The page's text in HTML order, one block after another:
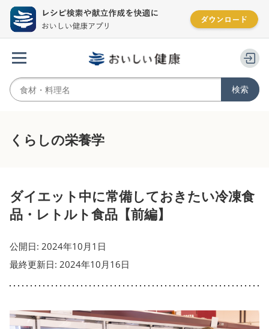
くらしの栄養学
ダイエット中に常備しておきたい冷凍食
品・レトルト食品【前編】
公開日: 2024年10月1日
最終更新日: 2024年10月16日